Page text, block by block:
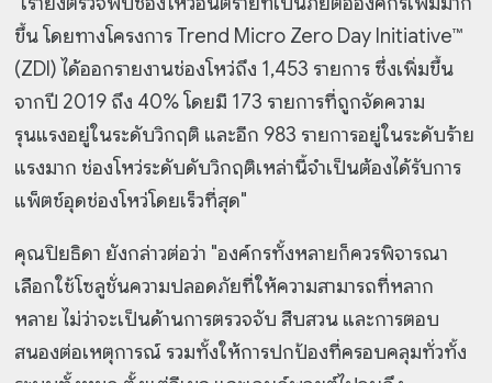
ขึ้น โดยทางโครงการ Trend Micro Zero Day Initiative™
(ZDI) ได้ออกรายงานช่องโหว่ถึง 1,453 รายการ ซึ่งเพิ่มขึ้น
จากปี 2019 ถึง 40% โดยมี 173 รายการที่ถูกจัดความ
รุนแรงอยู่ในระดับวิกฤติ และอีก 983 รายการอยู่ในระดับร้าย
แรงมาก ช่องโหว่ระดับดับวิกฤติเหล่านี้จำเป็นต้องได้รับการ
แพ็ตช์อุดช่องโหว่โดยเร็วที่สุด"
คุณปิยธิดา ยังกล่าวต่อว่า "องค์กรทั้งหลายก็ควรพิจารณา
เลือกใช้โซลูชั่นความปลอดภัยที่ให้ความสามารถที่หลาก
หลาย ไม่ว่าจะเป็นด้านการตรวจจับ สืบสวน และการตอบ
สนองต่อเหตุการณ์ รวมทั้งให้การปกป้องที่ครอบคลุมทั่วทั้ง